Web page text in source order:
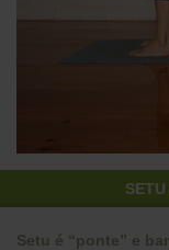
Setu é “ponte” e